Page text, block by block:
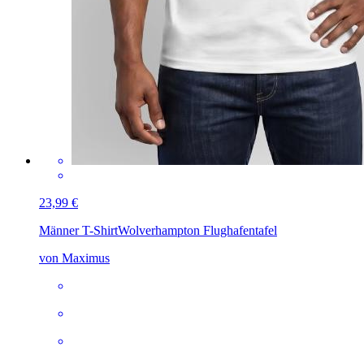
23,99 €
Männer T-ShirtWolverhampton Flughafentafel
von Maximus